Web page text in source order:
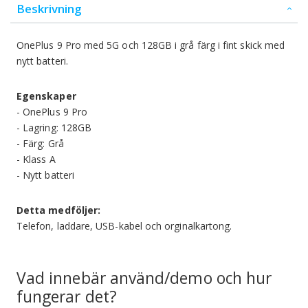
Beskrivning
OnePlus 9 Pro med 5G och 128GB i grå färg i fint skick med
nytt batteri.
Egenskaper
- OnePlus 9 Pro
- Lagring: 128GB
- Färg: Grå
- Klass A
- Nytt batteri
Detta medföljer:
Telefon, laddare, USB-kabel och orginalkartong.
Vad innebär använd/demo och hur
fungerar det?